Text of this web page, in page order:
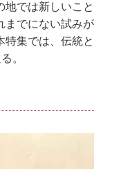
では新しいこと
までにない試みが
集では、伝統と
。